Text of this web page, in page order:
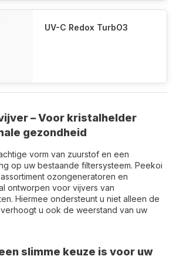
UV-C Redox TurbO3
– Voor kristalhelder
gezondheid
vorm van zuurstof en een
op uw bestaande filtersysteem. Peekoi
ozongeneratoren en
ontworpen voor vijvers van
Hiermee ondersteunt u niet alleen de
u ook de weerstand van uw
slimme keuze is voor uw